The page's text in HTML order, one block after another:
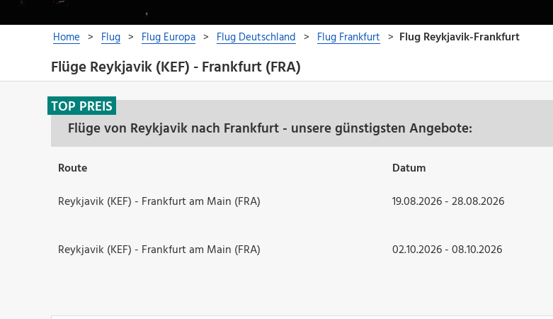
Flüge Reykjavik (KEF) - Frankfurt (FRA)
Flüge von Reykjavik nach Frankfurt - unsere günstigsten Angebote:
TOP PREIS
Route Datum
Reykjavik (KEF) - Frankfurt am Main (FRA)
19.08.2026 - 28.08.2026
Reykjavik (KEF) - Frankfurt am Main (FRA) 02.10.2026 - 08.10.2026